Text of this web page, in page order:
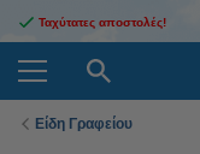
Ταχύτατες αποστολές!
Είδη Γραφείου